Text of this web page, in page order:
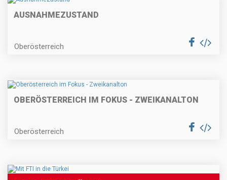
AUSNAHMEZUSTAND
Oberösterreich
OBERÖSTERREICH IM FOKUS - ZWEIKANALTON
Oberösterreich